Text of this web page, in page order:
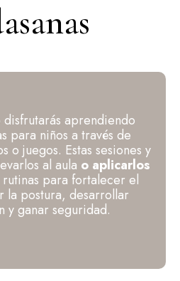
disfrutarás aprendiendo
para niños a través de
o juegos. Estas sesiones y
al aula o aplicarlos
para fortalecer el
la postura, desarrollar
y ganar seguridad.